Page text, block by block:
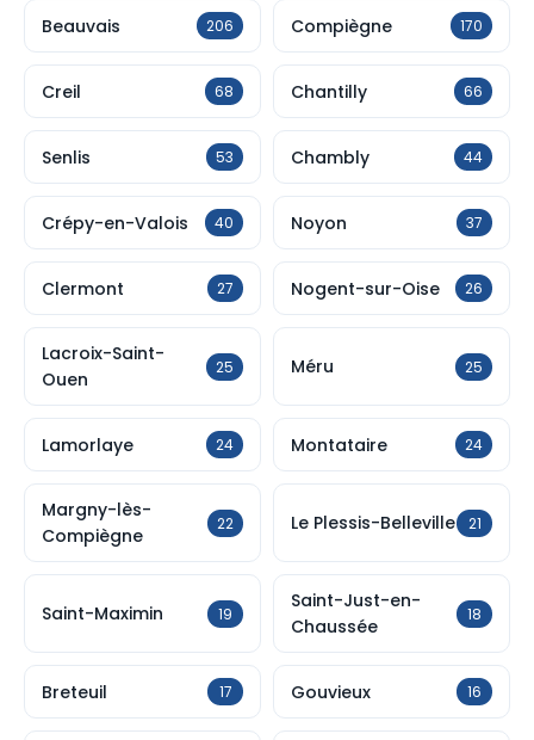
Beauvais 206 Compiègne 170
Creil 68 Chantilly 66
Senlis 53 Chambly 44
Crépy-en-Valois 40 Noyon 37
Clermont 27 Nogent-sur-Oise 26
Lacroix-Saint-
Ouen
25 Méru 25
Lamorlaye 24 Montataire 24
Margny-lès-
Compiègne
22 Le Plessis-Belleville 21
Saint-Maximin 19
Saint-Just-en-
Chaussée
18
Breteuil 17 Gouvieux 16